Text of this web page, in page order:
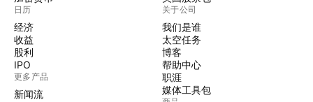
日历
经济
收益
股利
IPO
更多产品
新闻流
关于公司
我们是谁
太空任务
博客
帮助中心
职涯
媒体工具包